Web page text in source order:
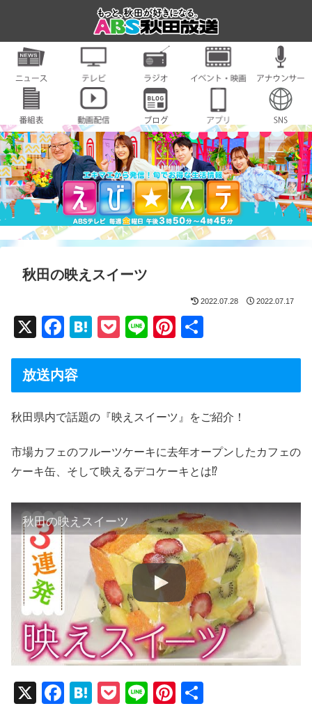
秋田の映えスイーツ
2022.07.28 2022.07.17
X
F
c
e
b
o
k
H
n
a
P
et
Li
Pi
e
st
放送内容
秋田県内で話題の『映えスイーツ』をご紹介！
市場カフェのフルーツケーキに去年オープンしたカフェの
ケーキ缶、そして映えるデコケーキとは⁉
秋田の映えスイーツ
X
F
H
P
Li
Pi